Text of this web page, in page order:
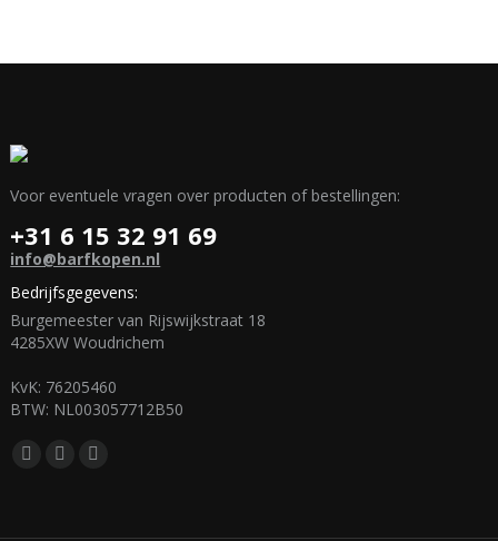
Voor eventuele vragen over producten of bestellingen:
+31 6 15 32 91 69
info@barfkopen.nl
Bedrijfsgegevens:
Burgemeester van Rijswijkstraat 18
4285XW Woudrichem
KvK: 76205460
BTW: NL003057712B50
Vind ons op:
Facebook
Mail
WhatsApp